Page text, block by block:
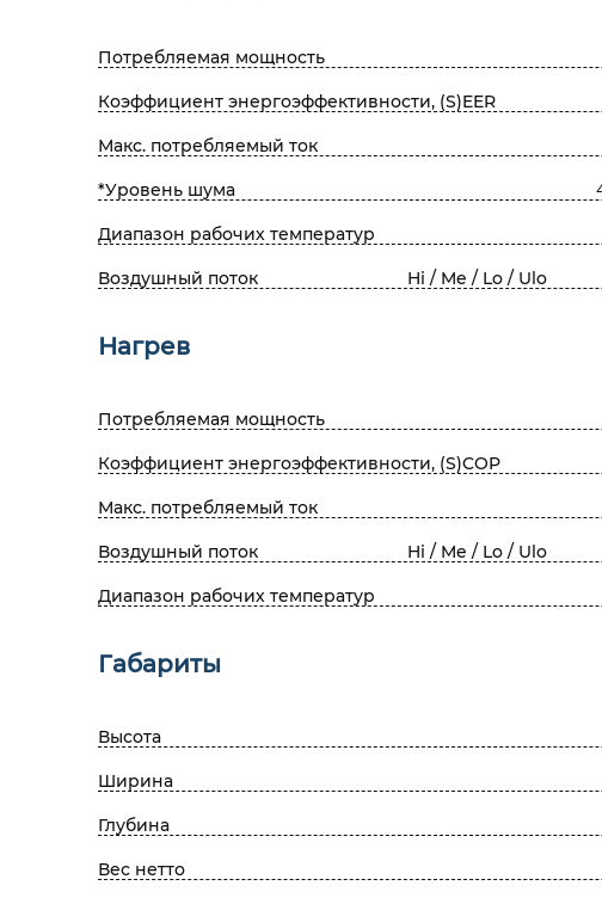
Потребляемая мощность
Коэффициент энергоэффективности, (S)EER
Макс. потребляемый ток
*Уровень шума
Диапазон рабочих температур
Воздушный поток Hi / Me / Lo / Ulo
Нагрев
Потребляемая мощность
Коэффициент энергоэффективности, (S)COP
Макс. потребляемый ток
Воздушный поток Hi / Me / Lo / Ulo
Диапазон рабочих температур
Габариты
Высота
Ширина
Глубина
Вес нетто